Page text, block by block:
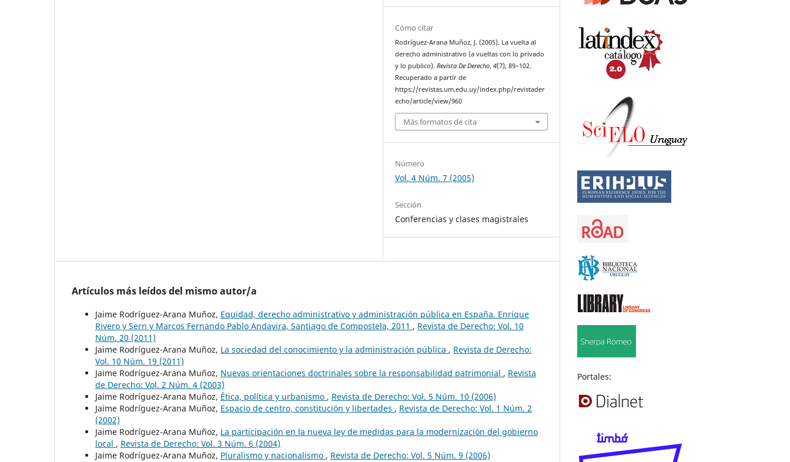
Cómo citar
Rodríguez-Arana Muñoz, J. (2005). La vuelta al
derecho administrativo (a vueltas con lo privado
y lo publico).Revista De Derecho,4(7), 89–102.
Recuperado a partir de
https://revistas.um.edu.uy/index.php/revistader
echo/article/view/960
Más formatos de cita
Número
Vol. 4 Núm. 7 (2005)
Sección
Conferencias y clases magistrales
Artículos más leídos del mismo autor/a
Jaime Rodríguez-Arana Muñoz, Equidad, derecho administrativo y administración pública en España. Enrique
Rivero y Sern y Marcos Fernando Pablo Andavira, Santiago de Compostela, 2011 , Revista de Derecho: Vol. 10
Núm. 20 (2011)
Jaime Rodríguez-Arana Muñoz, La sociedad del conocimiento y la administración pública , Revista de Derecho:
Vol. 10 Núm. 19 (2011)
Jaime Rodríguez-Arana Muñoz, Nuevas orientaciones doctrinales sobre la responsabilidad patrimonial , Revista
de Derecho: Vol. 2 Núm. 4 (2003)
Jaime Rodríguez-Arana Muñoz, Ética, política y urbanismo , Revista de Derecho: Vol. 5 Núm. 10 (2006)
Jaime Rodríguez-Arana Muñoz, Espacio de centro, constitución y libertades , Revista de Derecho: Vol. 1 Núm. 2
(2002)
Jaime Rodríguez-Arana Muñoz, La participación en la nueva ley de medidas para la modernización del gobierno
local , Revista de Derecho: Vol. 3 Núm. 6 (2004)
Jaime Rodríguez-Arana Muñoz, Pluralismo y nacionalismo , Revista de Derecho: Vol. 5 Núm. 9 (2006)
Portales: